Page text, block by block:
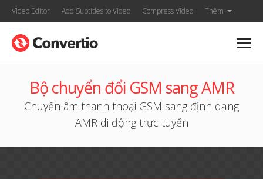
Video Editor Add Subtitles to Video Compress Video Thêm
Bộ chuyển đổi GSM sang AMR
Chuyển âm thanh thoại GSM sang định dạng
AMR di động trực tuyến